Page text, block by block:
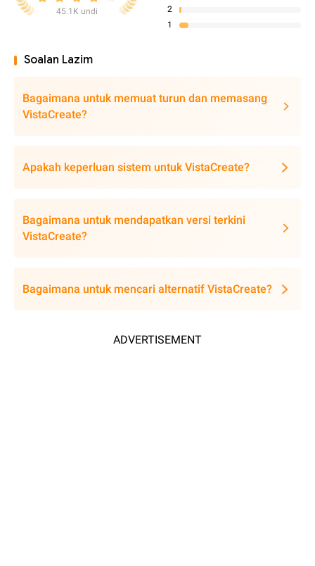
45.1K undi
2
1
Soalan Lazim
Bagaimana untuk memuat turun dan memasang
VistaCreate?
Apakah keperluan sistem untuk VistaCreate?
Bagaimana untuk mendapatkan versi terkini
VistaCreate?
Bagaimana untuk mencari alternatif VistaCreate?
ADVERTISEMENT